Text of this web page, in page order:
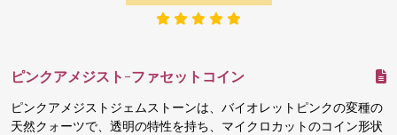
ピンクアメジスト-ファセットコイン
ピンクアメジストジェムストーンは、バイオレットピンクの変種の
天然クォーツで、透明の特性を持ち、マイクロカットのコイン形状